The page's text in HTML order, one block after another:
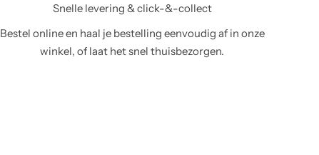
Snelle levering & click-&-collect
Bestel online en haal je bestelling eenvoudig af in onze
winkel, of laat het snel thuisbezorgen.